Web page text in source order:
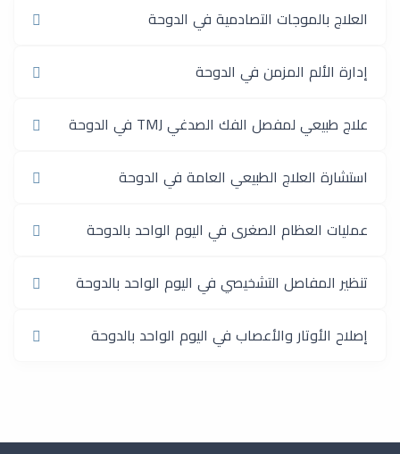
العلاج بالموجات التصادمية في الدوحة
إدارة الألم المزمن في الدوحة
علاج طبيعي لمفصل الفك الصدغي TMJ في الدوحة
استشارة العلاج الطبيعي العامة في الدوحة
عمليات العظام الصغرى في اليوم الواحد بالدوحة
تنظير المفاصل التشخيصي في اليوم الواحد بالدوحة
إصلاح الأوتار والأعصاب في اليوم الواحد بالدوحة